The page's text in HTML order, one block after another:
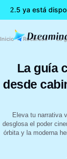
2.5 ya está
Inicio Recursos
La guía
desde
Eleva tu narrativa
desglosa el poder
órbita y la moderna